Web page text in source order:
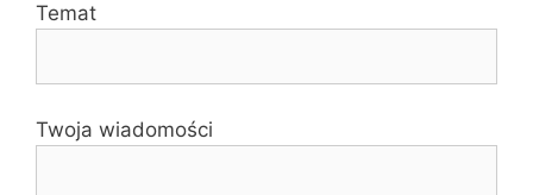
Temat
Twoja wiadomości